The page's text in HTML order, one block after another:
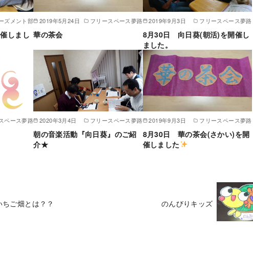
ズメント部
しまし
2019年5月24日 フリースペース夢路
華の茶会
2019年9月3日 フリースペース夢路
8月30日 向日葵(朝活)を開催し
ました。
ペース夢路 2020年3月4日 フリースペース夢路
朝の音楽活動『向日葵』のご紹
介★
2019年9月3日 フリースペース夢路
8月30日 華の茶会(さかい)を開
催しました
ちご畑とは？？ のんびりキッズ